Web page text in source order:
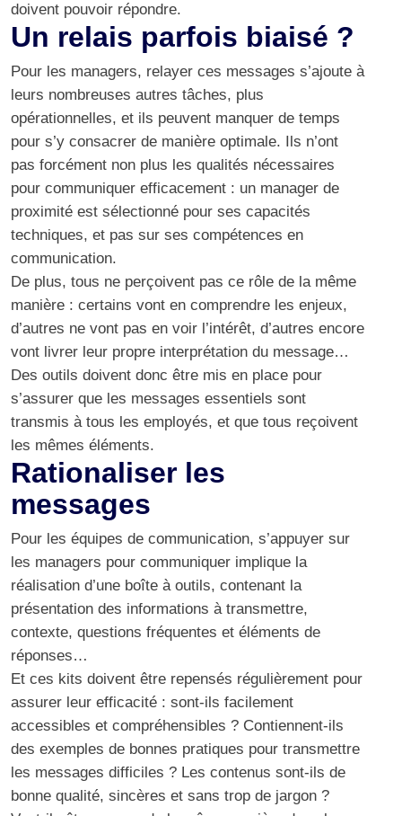
doivent pouvoir répondre.
Un relais parfois biaisé ?
Pour les managers, relayer ces messages s’ajoute à
leurs nombreuses autres tâches, plus
opérationnelles, et ils peuvent manquer de temps
pour s’y consacrer de manière optimale. Ils n’ont
pas forcément non plus les qualités nécessaires
pour communiquer efficacement : un manager de
proximité est sélectionné pour ses capacités
techniques, et pas sur ses compétences en
communication.
De plus, tous ne perçoivent pas ce rôle de la même
manière : certains vont en comprendre les enjeux,
d’autres ne vont pas en voir l’intérêt, d’autres encore
vont livrer leur propre interprétation du message…
Des outils doivent donc être mis en place pour
s’assurer que les messages essentiels sont
transmis à tous les employés, et que tous reçoivent
les mêmes éléments.
Rationaliser les
messages
Pour les équipes de communication, s’appuyer sur
les managers pour communiquer implique la
réalisation d’une boîte à outils, contenant la
présentation des informations à transmettre,
contexte, questions fréquentes et éléments de
réponses…
Et ces kits doivent être repensés régulièrement pour
assurer leur efficacité : sont-ils facilement
accessibles et compréhensibles ? Contiennent-ils
des exemples de bonnes pratiques pour transmettre
les messages difficiles ? Les contenus sont-ils de
bonne qualité, sincères et sans trop de jargon ?